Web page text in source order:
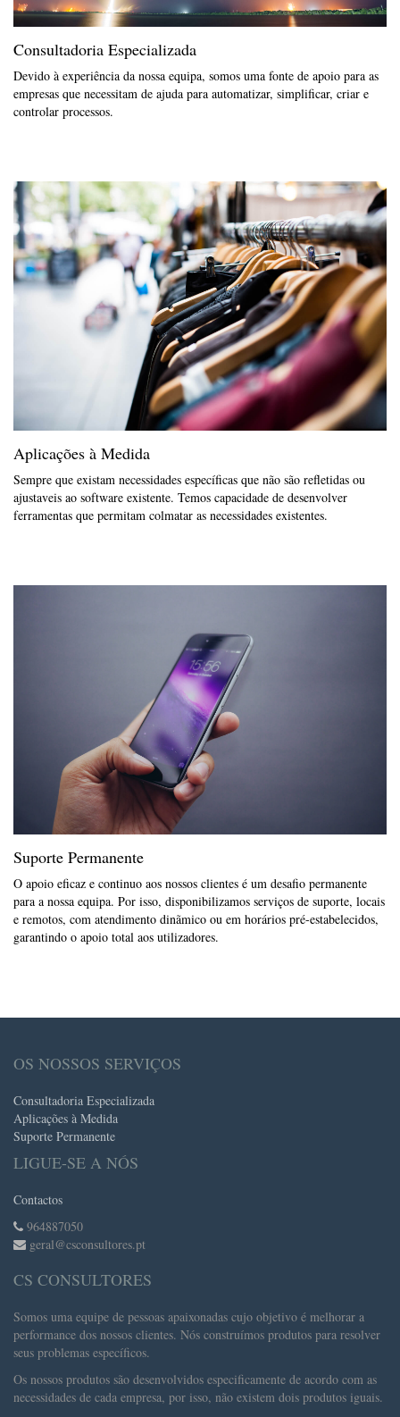
Consultadoria Especializada
Devido à experiência da nossa equipa, somos uma fonte de apoio para as
empresas que necessitam de ajuda para automatizar, simplificar, criar e
controlar processos.
Aplicações à Medida
Sempre que existam necessidades específicas que não são refletidas ou
ajustaveis ao software existente. Temos capacidade de desenvolver
ferramentas que permitam colmatar as necessidades existentes.
Suporte Permanente
O apoio eficaz e continuo aos nossos clientes é um desafio permanente
para a nossa equipa. Por isso, disponibilizamos serviços de suporte, locais
e remotos, com atendimento dinãmico ou em horários pré-estabelecidos,
garantindo o apoio total aos utilizadores.
OS NOSSOS SERVIÇOS
Consultadoria Especializada
Aplicações à Medida
Suporte Permanente
LIGUE-SE A NÓS
Contactos
964887050
geral@csconsultores.pt
CS CONSULTORES
Somos uma equipe de pessoas apaixonadas cujo objetivo é melhorar a
performance dos nossos clientes. Nós construímos produtos para resolver
seus problemas específicos.
Os nossos produtos são desenvolvidos especificamente de acordo com as
necessidades de cada empresa, por isso, não existem dois produtos iguais.